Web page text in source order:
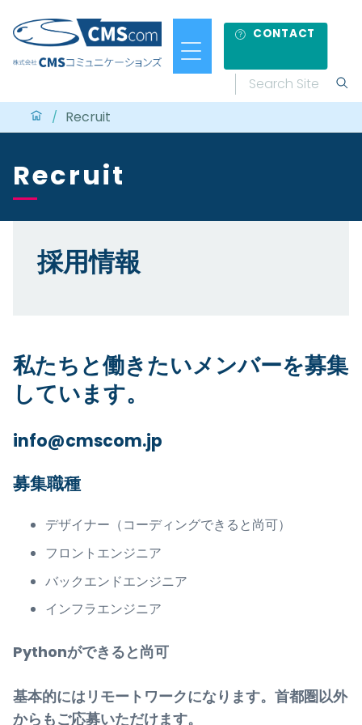
CONTACT
/ Recruit
Recruit
採用情報
私たちと働きたいメンバーを募集
しています。
info@cmscom.jp
募集職種
デザイナー（コーディングできると尚可）
フロントエンジニア
バックエンドエンジニア
インフラエンジニア
Pythonができると尚可
基本的にはリモートワークになります。首都圏以外
からもご応募いただけます。